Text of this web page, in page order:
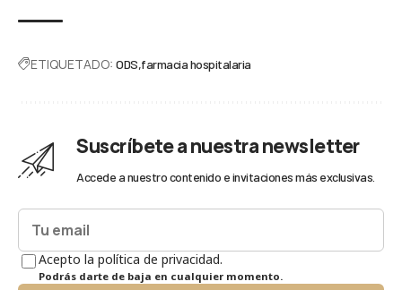
ETIQUETADO: ODS farmacia hospitalaria
Suscríbete a nuestra newsletter
Accede a nuestro contenido e invitaciones más exclusivas.
Acepto la política de privacidad.
Podrás darte de baja en cualquier momento.